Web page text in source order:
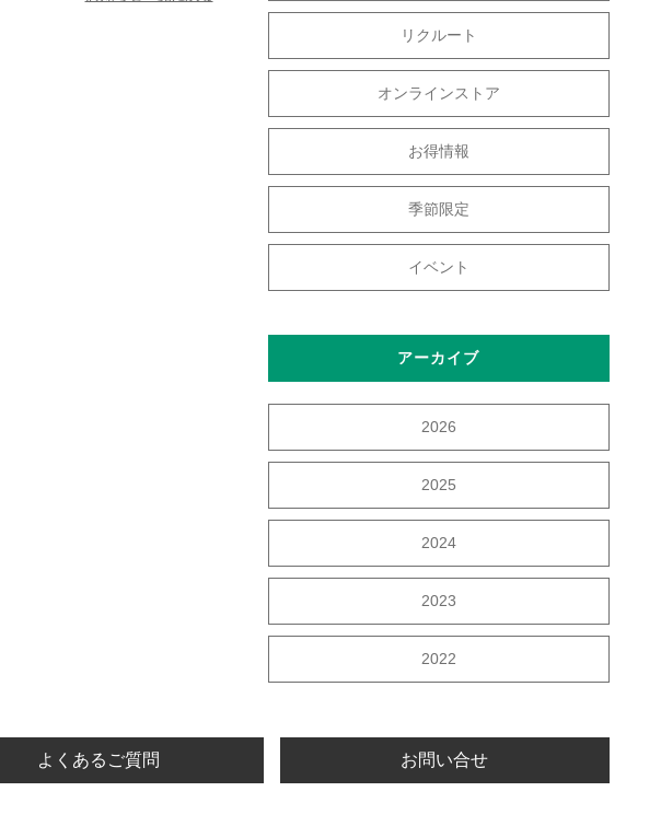
リクルート
オンラインストア
お得情報
季節限定
イベント
アーカイブ
2026
2025
2024
2023
2022
よくあるご質問 お問い合せ